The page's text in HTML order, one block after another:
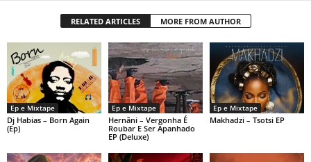
RELATED ARTICLES MORE FROM AUTHOR
Ep e Mixtape
Dj Habias – Born Again
(Ep)
Ep e Mixtape
Hernâni – Vergonha É
Roubar E Ser Apanhado
EP (Deluxe)
Ep e Mixtape
Makhadzi – Tsotsi EP